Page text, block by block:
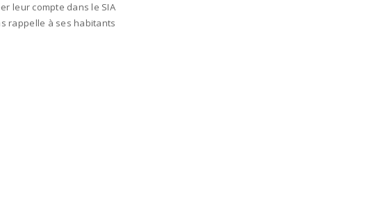
leur compte dans le SIA
rappelle à ses habitants